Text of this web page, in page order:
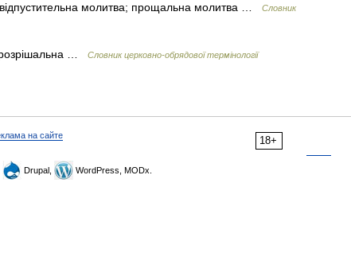
молитва; прощальна молитва …
Словник
… Словник церковно-обрядової термінології
18+
на сайте
Drupal, WordPress, MODx.